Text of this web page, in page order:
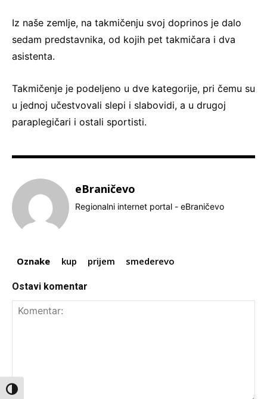
Toggle High Contrast
Iz naše zemlje, na takmičenju svoj doprinos je dalo
sedam predstavnika, od kojih pet takmičara i dva
asistenta.
Takmičenje je podeljeno u dve kategorije, pri čemu su
u jednoj učestvovali slepi i slabovidi, a u drugoj
paraplegičari i ostali sportisti.
eBraničevo
Regionalni internet portal - eBraničevo
Oznake kup prijem smederevo
Ostavi komentar